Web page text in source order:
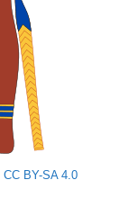
CC BY-SA 4.0